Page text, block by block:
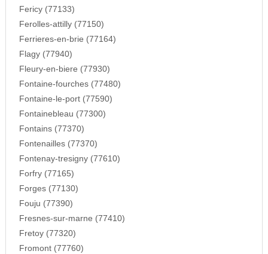
Fericy (77133)
Ferolles-attilly (77150)
Ferrieres-en-brie (77164)
Flagy (77940)
Fleury-en-biere (77930)
Fontaine-fourches (77480)
Fontaine-le-port (77590)
Fontainebleau (77300)
Fontains (77370)
Fontenailles (77370)
Fontenay-tresigny (77610)
Forfry (77165)
Forges (77130)
Fouju (77390)
Fresnes-sur-marne (77410)
Fretoy (77320)
Fromont (77760)